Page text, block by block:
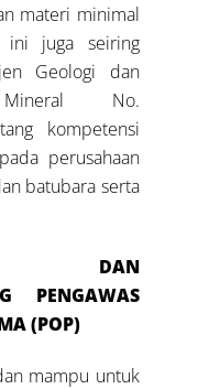
materi minimal
juga seiring
Geologi dan
No.
kompetensi
perusahaan
batubara serta
DAN
PENGAWAS
(POP)
mampu untuk